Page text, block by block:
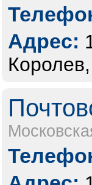
Адрес: